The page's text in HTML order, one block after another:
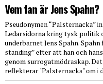
Vem fan är Jens Spahn?
Pseudonymen “Palsternacka”
Ledarsidorna kring tysk politik
underbarnet Jens Spahn.
standing” efter att han och
genom surrogatmödraskap.
reflekterar "Palsternacka" om i